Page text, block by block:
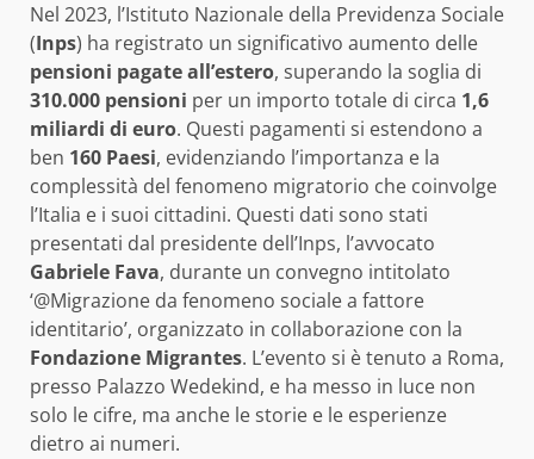
Nel 2023, l’Istituto Nazionale della Previdenza Sociale
(Inps) ha registrato un significativo aumento delle
pensioni pagate all’estero, superando la soglia di
310.000 pensioni per un importo totale di circa 1,6
miliardi di euro. Questi pagamenti si estendono a
ben 160 Paesi, evidenziando l’importanza e la
complessità del fenomeno migratorio che coinvolge
l’Italia e i suoi cittadini. Questi dati sono stati
presentati dal presidente dell’Inps, l’avvocato
Gabriele Fava, durante un convegno intitolato
‘@Migrazione da fenomeno sociale a fattore
identitario’, organizzato in collaborazione con la
Fondazione Migrantes. L’evento si è tenuto a Roma,
presso Palazzo Wedekind, e ha messo in luce non
solo le cifre, ma anche le storie e le esperienze
dietro ai numeri.